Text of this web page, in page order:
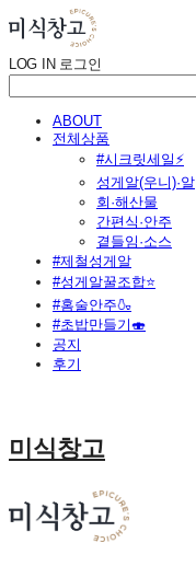
LOG IN 로그인
ABOUT
전체상품
#시크릿세일⚡
성게알(우니)·알
회·해산물
간편식·안주
곁들임·소스
#제철성게알
#성게알꿀조합⭐
#홈술안주🍶
#초밥만들기🍣
공지
후기
미식창고